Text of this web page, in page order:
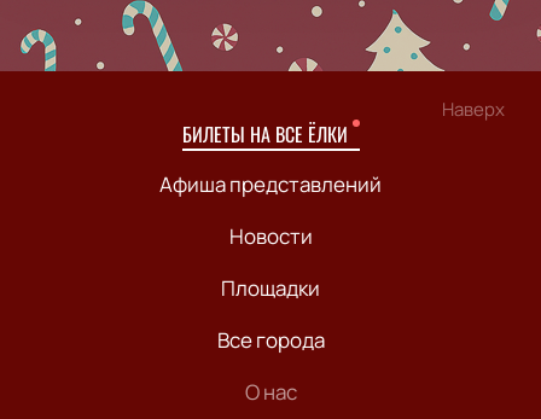
Наверх
БИЛЕТЫ НА ВСЕ ЁЛКИ
Афиша представлений
Новости
Площадки
Все города
О нас